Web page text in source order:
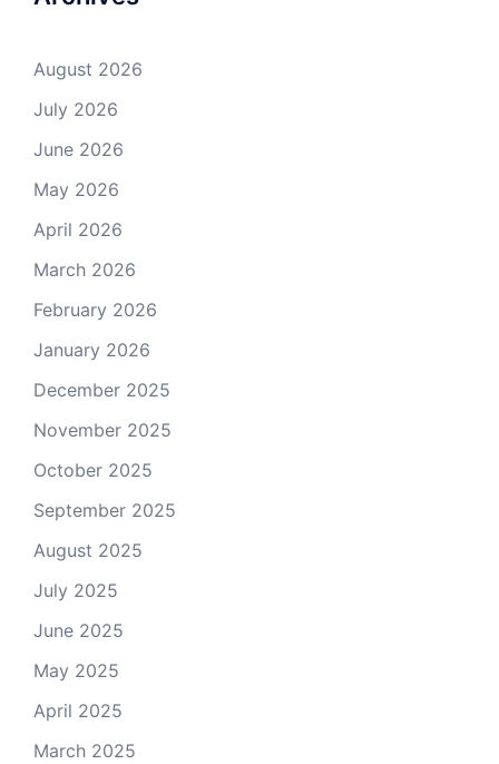
August 2026
July 2026
June 2026
May 2026
April 2026
March 2026
February 2026
January 2026
December 2025
November 2025
October 2025
September 2025
August 2025
July 2025
June 2025
May 2025
April 2025
March 2025